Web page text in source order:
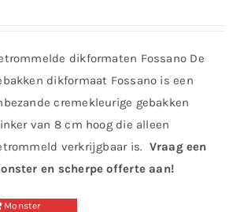
dikformaten Fossano De
dikformaat Fossano is een
cremekleurige gebakken
van 8 cm hoog die alleen
verkrijgbaar is. Vraag een
en scherpe offerte aan!
Monster